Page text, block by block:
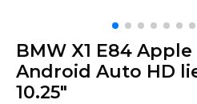
BMW X1 E84
Android Auto HD
10.25″